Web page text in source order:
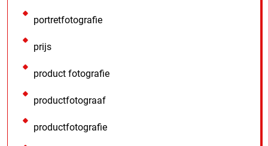
portretfotografie
prijs
product fotografie
productfotograaf
productfotografie